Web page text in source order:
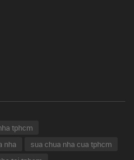
tphcm
nha
sua chua nha cua tphcm